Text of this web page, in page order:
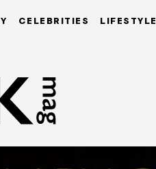
CELEBRITIES LIFESTYLE